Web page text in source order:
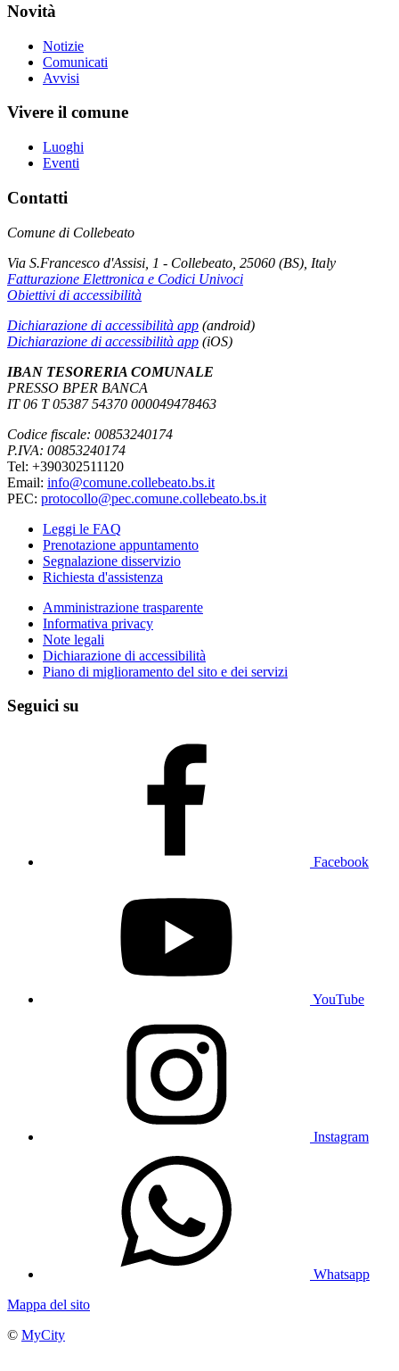
Novità
Notizie
Comunicati
Avvisi
Vivere il comune
Luoghi
Eventi
Contatti
Comune di Collebeato
Via S.Francesco d'Assisi, 1 - Collebeato, 25060 (BS), Italy
Fatturazione Elettronica e Codici Univoci
Obiettivi di accessibilità
Dichiarazione di accessibilità app (android)
Dichiarazione di accessibilità app (iOS)
IBAN TESORERIA COMUNALE
PRESSO BPER BANCA
IT 06 T 05387 54370 000049478463
Codice fiscale: 00853240174
P.IVA: 00853240174
Tel: +390302511120
Email: info@comune.collebeato.bs.it
PEC: protocollo@pec.comune.collebeato.bs.it
Leggi le FAQ
Prenotazione appuntamento
Segnalazione disservizio
Richiesta d'assistenza
Amministrazione trasparente
Informativa privacy
Note legali
Dichiarazione di accessibilità
Piano di miglioramento del sito e dei servizi
Seguici su
Facebook
YouTube
Instagram
Whatsapp
Mappa del sito
© MyCity